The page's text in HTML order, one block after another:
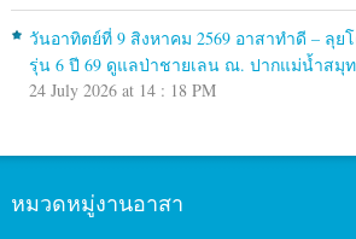
วันอาทิตย์ที่ 9 สิงหาคม 2569 อาสาทำดี – ลุ
รุ่น 6 ปี 69 ดูแลป่าชายเลน ณ. ปากแม่น้ำสมุ
24 July 2026 at 14 : 18 PM
หมวดหมู่งานอาสา